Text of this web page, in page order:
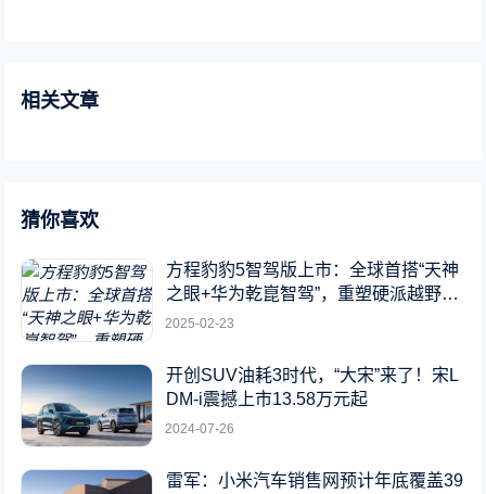
相关文章
猜你喜欢
方程豹豹5智驾版上市：全球首搭“天神
之眼+华为乾崑智驾”，重塑硬派越野新
标杆
2025-02-23
开创SUV油耗3时代，“大宋”来了！宋L
DM-i震撼上市13.58万元起
2024-07-26
雷军：小米汽车销售网预计年底覆盖39